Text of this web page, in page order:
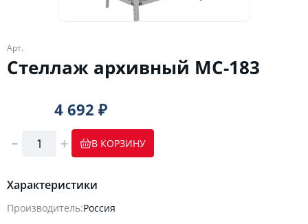
Арт.
Стеллаж архивный МС-183
Характеристики
Производитель:Россия
4 692 ₽
В КОРЗИНУ